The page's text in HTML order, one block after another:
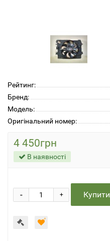
Рейтинг:
Бренд:
Модель:
Оригінальний номер:
4 450грн
В наявності
+
- Купити